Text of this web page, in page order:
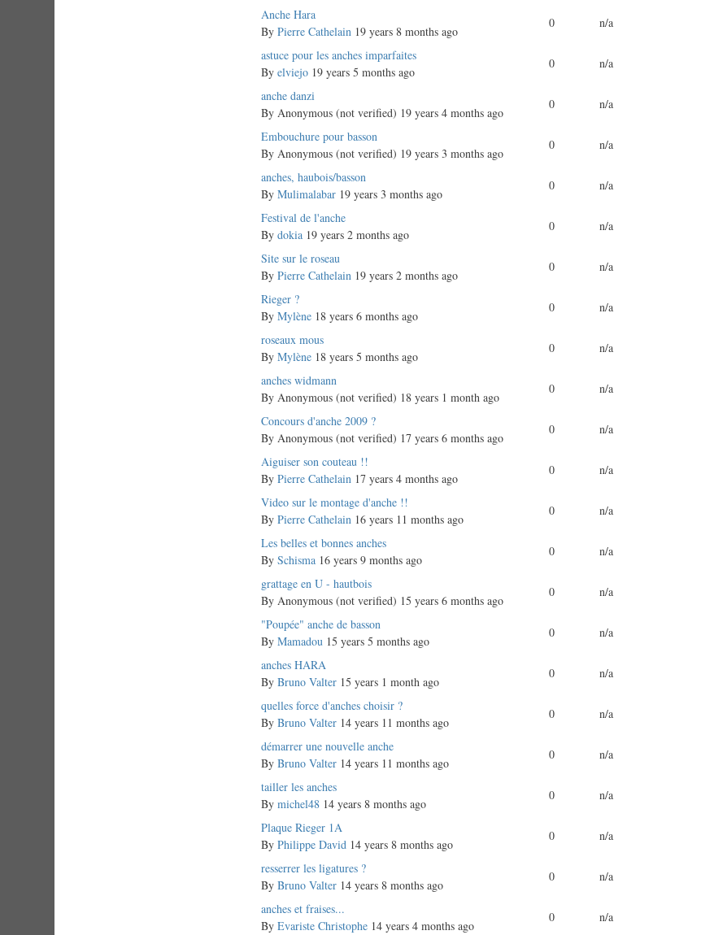
Normal
topic
Anche Hara
ByPierre Cathelain 19 years 8 months ago
0 n/a
Normal
topic
astuce pour les anches imparfaites
Byelviejo 19 years 5 months ago
0 n/a
Normal
topic
anche danzi
ByAnonymous (not verified) 19 years 4 months ago
0 n/a
Normal
topic
Embouchure pour basson
ByAnonymous (not verified) 19 years 3 months ago
0 n/a
Normal
topic
anches, haubois/basson
ByMulimalabar 19 years 3 months ago
0 n/a
Normal
topic
Festival de l'anche
Bydokia 19 years 2 months ago
0 n/a
Normal
topic
Site sur le roseau
ByPierre Cathelain 19 years 2 months ago
0 n/a
Normal
topic
Rieger ?
ByMylène 18 years 6 months ago
0 n/a
Normal
topic
roseaux mous
ByMylène 18 years 5 months ago
0 n/a
Normal
topic
anches widmann
ByAnonymous (not verified) 18 years 1 month ago
0 n/a
Normal
topic
Concours d'anche 2009 ?
ByAnonymous (not verified) 17 years 6 months ago
0 n/a
Normal
topic
Aiguiser son couteau !!
ByPierre Cathelain 17 years 4 months ago
0 n/a
Normal
topic
Video sur le montage d'anche !!
ByPierre Cathelain 16 years 11 months ago
0 n/a
Normal
topic
Les belles et bonnes anches
BySchisma 16 years 9 months ago
0 n/a
Normal
topic
grattage en U - hautbois
ByAnonymous (not verified) 15 years 6 months ago
0 n/a
Normal
topic
"Poupée" anche de basson
ByMamadou 15 years 5 months ago
0 n/a
Normal
topic
anches HARA
ByBruno Valter 15 years 1 month ago
0 n/a
Normal
topic
quelles force d'anches choisir ?
ByBruno Valter 14 years 11 months ago
0 n/a
Normal
topic
démarrer une nouvelle anche
ByBruno Valter 14 years 11 months ago
0 n/a
Normal
topic
tailler les anches
Bymichel48 14 years 8 months ago
0 n/a
Normal
topic
Plaque Rieger 1A
ByPhilippe David 14 years 8 months ago
0 n/a
Normal
topic
resserrer les ligatures ?
ByBruno Valter 14 years 8 months ago
0 n/a
Normal
topic
anches et fraises...
ByEvariste Christophe 14 years 4 months ago
0 n/a